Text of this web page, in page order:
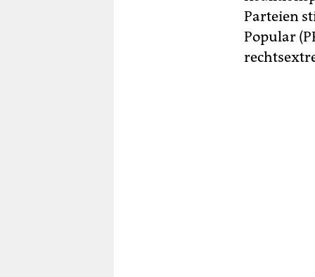
Parteien
Popular